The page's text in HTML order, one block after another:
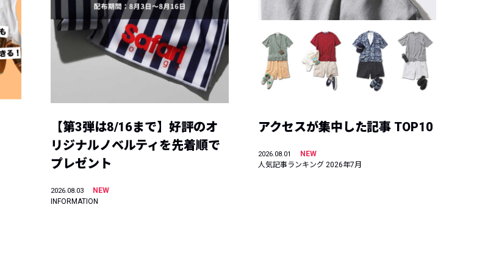
【第3弾は8/16まで】好評のオ
リジナルノベルティを先着順で
プレゼント
2026.08.03
NEW
INFORMATION
アクセスが集中した記事 TOP10
2026.08.01
NEW
人気記事ランキング 2026年7月